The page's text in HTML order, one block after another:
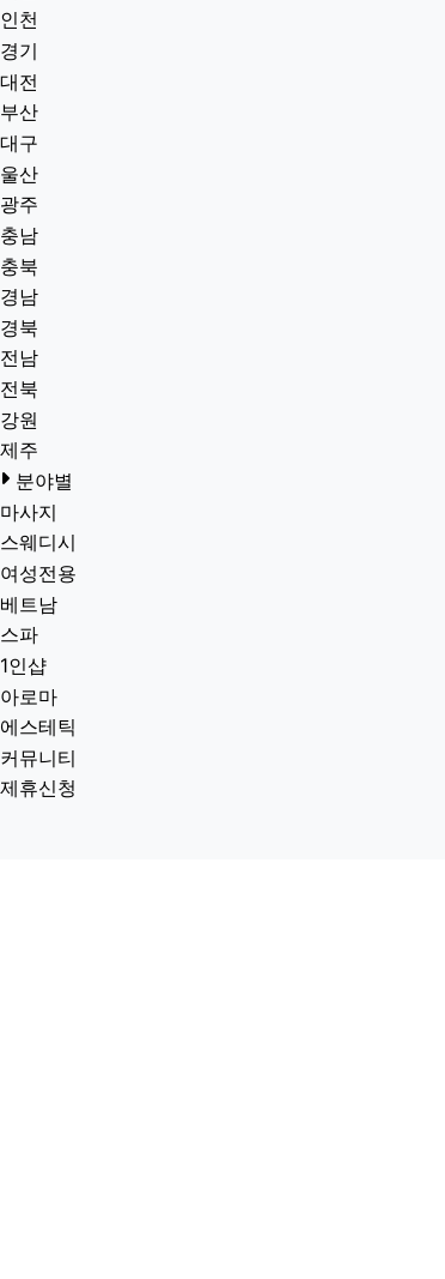
인천
경기
대전
부산
대구
울산
광주
충남
충북
경남
경북
전남
전북
강원
제주
분야별
마사지
스웨디시
여성전용
베트남
스파
1인샵
아로마
에스테틱
커뮤니티
제휴신청